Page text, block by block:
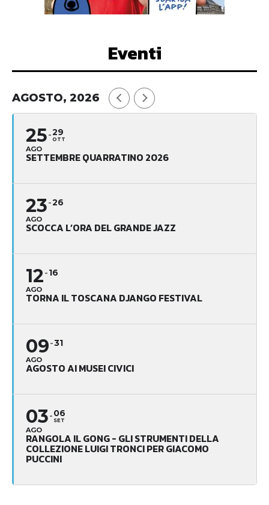
Eventi
AGOSTO, 2026
25
AGO
29
OTT
SETTEMBRE QUARRATINO 2026
23
AGO
26
SCOCCA L’ORA DEL GRANDE JAZZ
12
AGO
16
TORNA IL TOSCANA DJANGO FESTIVAL
09
AGO
31
AGOSTO AI MUSEI CIVICI
03
AGO
06
SET
RANGOLA IL GONG - GLI STRUMENTI DELLA
COLLEZIONE LUIGI TRONCI PER GIACOMO
PUCCINI